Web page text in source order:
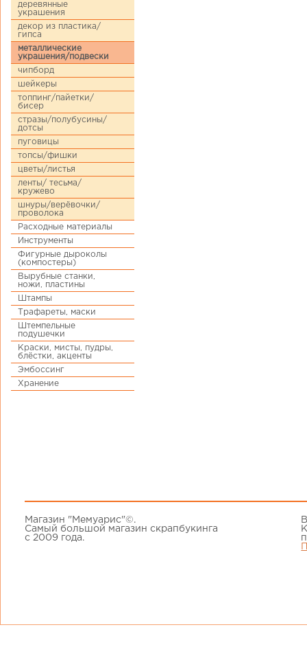
деревянные
украшения
декор из пластика/
гипса
металлические
украшения/подвески
чипборд
шейкеры
топпинг/пайетки/
бисер
стразы/полубусины/
дотсы
пуговицы
топсы/фишки
цветы/листья
ленты/ тесьма/
кружево
шнуры/верёвочки/
проволока
Расходные материалы
Инструменты
Фигурные дыроколы
(компостеры)
Вырубные станки,
ножи, пластины
Штампы
Трафареты, маски
Штемпельные
подушечки
Краски, мисты, пудры,
блёстки, акценты
Эмбоссинг
Хранение
Магазин "Мемуарис"©.
Самый большой магазин скрапбукинга
с 2009 года.